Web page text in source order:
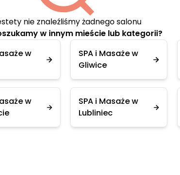
nie znaleźliśmy żadnego salonu
w innym mieście lub kategorii?
w
SPA i Masaże w
Gliwice
w
SPA i Masaże w
Lubliniec